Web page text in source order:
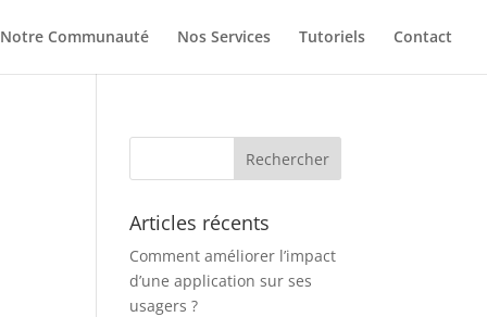
Notre Communauté Nos Services Tutoriels Contact
Articles récents
Comment améliorer l’impact
d’une application sur ses
usagers ?